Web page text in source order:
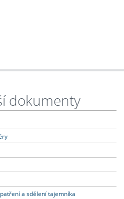
dokumenty
a sdělení tajemníka